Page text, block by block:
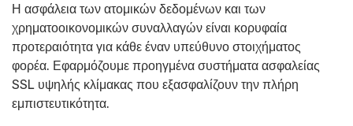
Η ασφάλεια των ατομικών δεδομένων και των
χρηματοοικονομικών συναλλαγών είναι κορυφαία
προτεραιότητα για κάθε έναν υπεύθυνο στοιχήματος
φορέα. Εφαρμόζουμε προηγμένα συστήματα ασφαλείας
SSL υψηλής κλίμακας που εξασφαλίζουν την πλήρη
εμπιστευτικότητα.